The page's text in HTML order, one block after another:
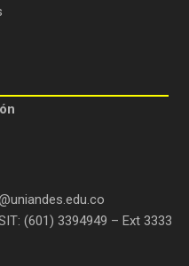
(601) 3394949 – Ext 3333